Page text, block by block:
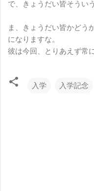
で、きょうだい皆そうい
ま、きょうだい皆かどう
になりますな。
彼は今回、とりあえず常
入学 入学記念